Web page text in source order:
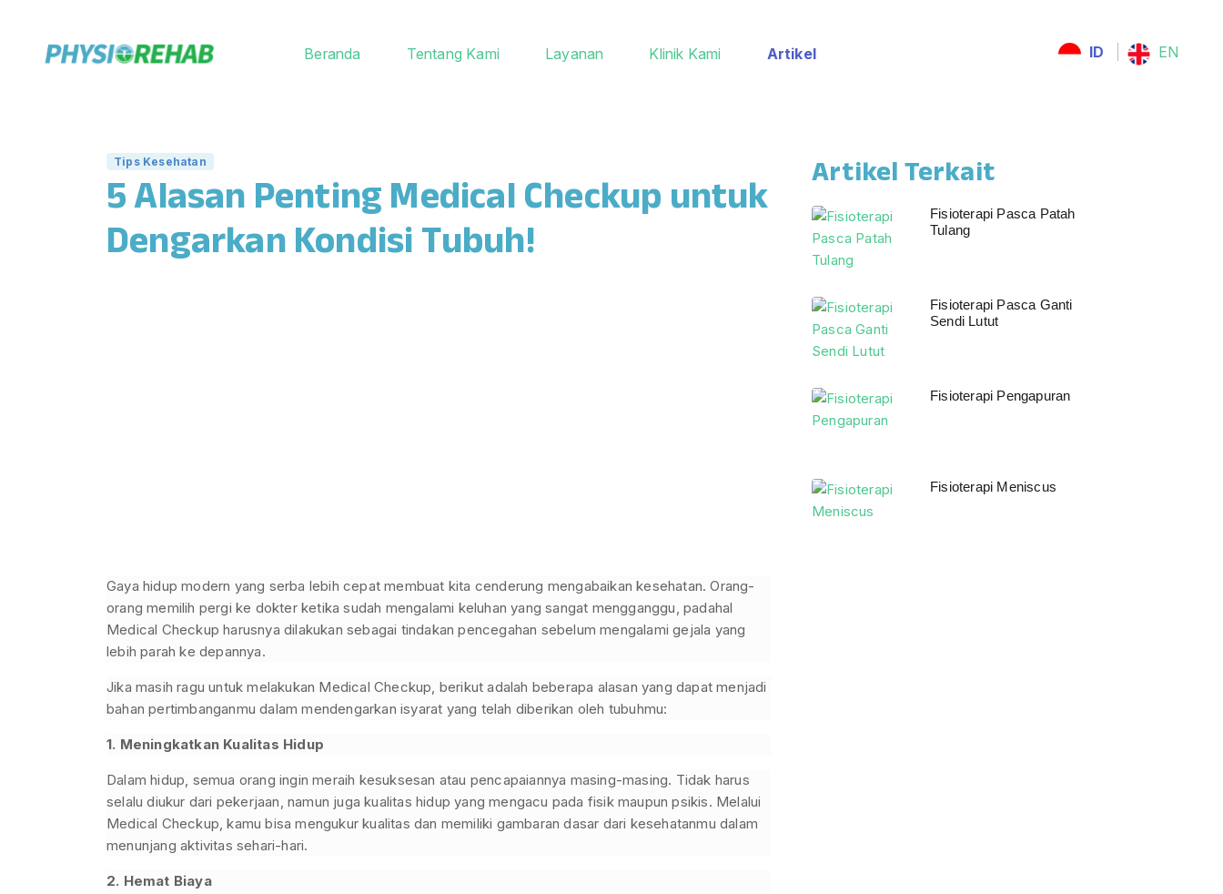
Beranda Tentang Kami Layanan Klinik Kami Artikel ID EN
Tips Kesehatan
5 Alasan Penting Medical Checkup untuk
Dengarkan Kondisi Tubuh!
Gaya hidup modern yang serba lebih cepat membuat kita cenderung mengabaikan kesehatan. Orang-
orang memilih pergi ke dokter ketika sudah mengalami keluhan yang sangat mengganggu, padahal
Medical Checkup harusnya dilakukan sebagai tindakan pencegahan sebelum mengalami gejala yang
lebih parah ke depannya.
Jika masih ragu untuk melakukan Medical Checkup, berikut adalah beberapa alasan yang dapat menjadi
bahan pertimbanganmu dalam mendengarkan isyarat yang telah diberikan oleh tubuhmu:
1. Meningkatkan Kualitas Hidup
Dalam hidup, semua orang ingin meraih kesuksesan atau pencapaiannya masing-masing. Tidak harus
selalu diukur dari pekerjaan, namun juga kualitas hidup yang mengacu pada fisik maupun psikis. Melalui
Medical Checkup, kamu bisa mengukur kualitas dan memiliki gambaran dasar dari kesehatanmu dalam
menunjang aktivitas sehari-hari.
2. Hemat Biaya
Artikel Terkait
Fisioterapi Pasca Patah
Tulang
Fisioterapi Pasca Ganti
Sendi Lutut
Fisioterapi Pengapuran
Fisioterapi Meniscus